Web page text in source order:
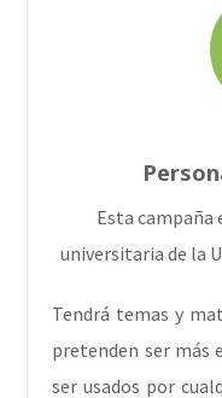
Esta campaña
universitaria de la
Tendrá temas y
pretenden ser más
ser usados por